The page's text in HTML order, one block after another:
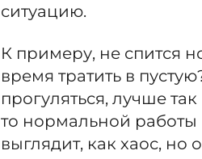
ситуацию.
К примеру, не спится
время тратить в
прогуляться, лучше
то нормальной работы
выглядит, как хаос, но